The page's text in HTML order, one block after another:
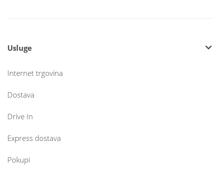
Usluge
Internet trgovina
Dostava
Drive In
Express dostava
Pokupi